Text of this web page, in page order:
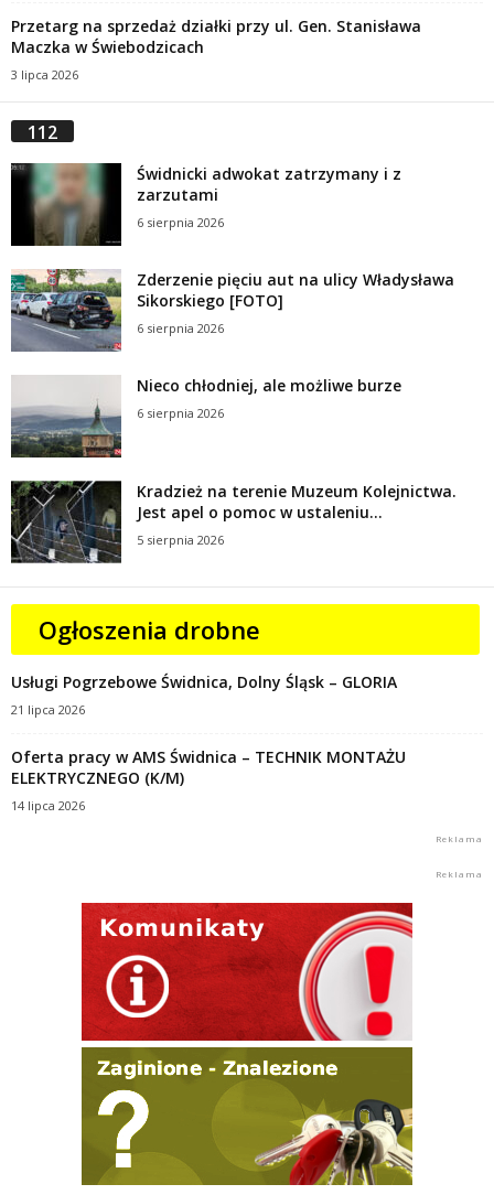
Przetarg na sprzedaż działki przy ul. Gen. Stanisława
Maczka w Świebodzicach
3 lipca 2026
112
Świdnicki adwokat zatrzymany i z
zarzutami
6 sierpnia 2026
Zderzenie pięciu aut na ulicy Władysława
Sikorskiego [FOTO]
6 sierpnia 2026
Nieco chłodniej, ale możliwe burze
6 sierpnia 2026
Kradzież na terenie Muzeum Kolejnictwa.
Jest apel o pomoc w ustaleniu...
5 sierpnia 2026
Ogłoszenia drobne
Usługi Pogrzebowe Świdnica, Dolny Śląsk – GLORIA
21 lipca 2026
Oferta pracy w AMS Świdnica – TECHNIK MONTAŻU
ELEKTRYCZNEGO (K/M)
14 lipca 2026